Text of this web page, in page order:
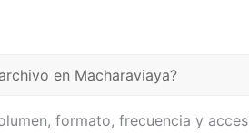
en Macharaviaya?
formato, frecuencia y